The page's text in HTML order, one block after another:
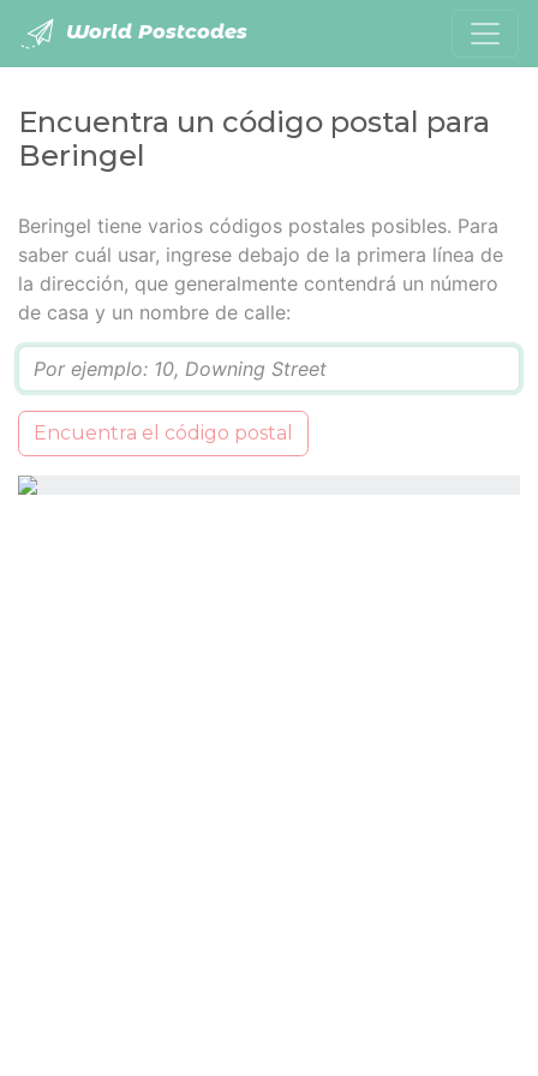
World Postcodes
Encuentra un código postal para
Beringel
Beringel tiene varios códigos postales posibles. Para
saber cuál usar, ingrese debajo de la primera línea de
la dirección, que generalmente contendrá un número
de casa y un nombre de calle:
Encuentra el código postal